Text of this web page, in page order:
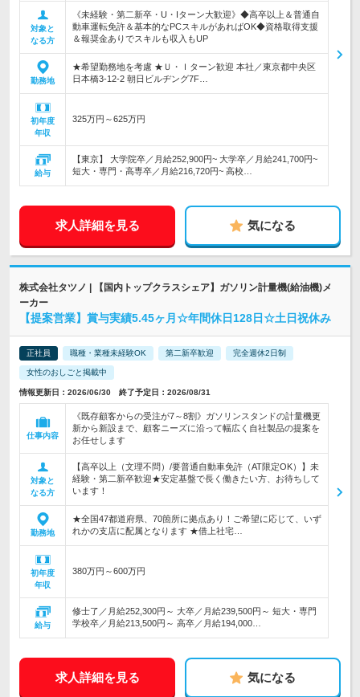
対象と
なる方
《未経験・第二新卒・U・Iターン大歓迎》◆高卒以上＆普通自
動車運転免許＆基本的なPCスキルがあればOK◆資格取得支援
＆報奨金ありでスキルも収入もUP
勤務地
★希望勤務地を考慮 ★Ｕ・Ｉターン歓迎 本社／東京都中央区
日本橋3-12-2 朝日ビルヂング7F…
初年度
年収
325万円～625万円
給与
【東京】 大学院卒／月給252,900円~ 大学卒／月給241,700円~
短大・専門・高専卒／月給216,720円~ 高校…
求人詳細を見る 気になる
株式会社タツノ | 【国内トップクラスシェア】ガソリン計量機(給油機)メ
ーカー
【提案営業】賞与実績5.45ヶ月☆年間休日128日☆土日祝休み
正社員 職種・業種未経験OK 第二新卒歓迎 完全週休2日制
女性のおしごと掲載中
情報更新日：2026/06/30 終了予定日：2026/08/31
仕事内容
《既存顧客からの受注が7～8割》ガソリンスタンドの計量機更
新から新設まで、顧客ニーズに沿って幅広く自社製品の提案を
お任せします
対象と
なる方
【高卒以上（文理不問）/要普通自動車免許（AT限定OK）】未
経験・第二新卒歓迎★安定基盤で長く働きたい方、お待ちして
います！
勤務地
★全国47都道府県、70箇所に拠点あり！ご希望に応じて、いず
れかの支店に配属となります ★借上社宅…
初年度
年収
380万円～600万円
給与
修士了／月給252,300円～ 大卒／月給239,500円～ 短大・専門
学校卒／月給213,500円～ 高卒／月給194,000…
求人詳細を見る 気になる